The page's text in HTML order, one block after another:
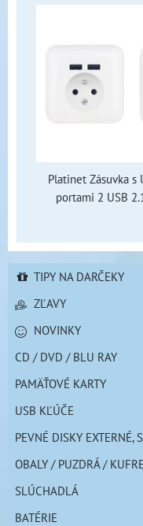
Platinet Zásuvka s
portami 2 USB
TIPY NA DARČEKY
ZĽAVY
NOVINKY
CD / DVD / BLU RAY
PAMÄŤOVÉ KARTY
USB KĽÚČE
PEVNÉ DISKY EXTERNÉ,
OBALY / PUZDRÁ / KUFRE
SLÚCHADLÁ
BATÉRIE